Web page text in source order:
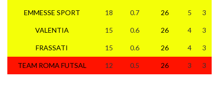
EMMESSE SPORT
VALENTIA
FRASSATI
TEAM ROMA FUTSAL
18 0.7 26 5 3
15 0.6 26 4 3
15 0.6 26 4 3
12 0.5 26 3 3